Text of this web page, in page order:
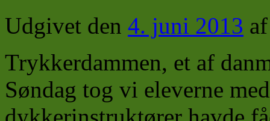
Udgivet den 4. juni 2013 af
Trykkerdammen, et af
Søndag tog vi eleverne